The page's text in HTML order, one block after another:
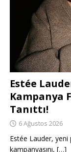
Estée
Kampanya
Tanıttı!
6 Ağustos 2026
Estée Lauder, yeni
kampanyasını, […]